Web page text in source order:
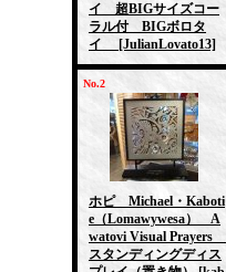
イ 超BIGサイズコー
ラル付 BIGボロタ
イ
[JulianLovato13]
No.2
ホピ Michael・Kaboti
e（Lomawywesa） A
watovi Visual Prayers
スタンディングディス